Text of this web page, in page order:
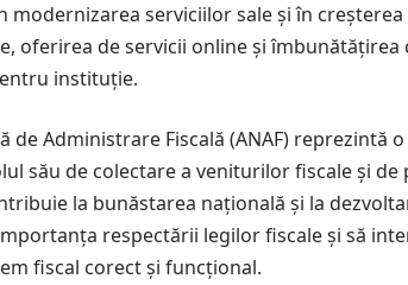
modernizarea serviciilor sale și în
oferirea de servicii online și îmbunătățirea
instituție.
de Administrare Fiscală (ANAF) reprezintă
său de colectare a veniturilor fiscale și de
la bunăstarea națională și la
respectării legilor fiscale și să
fiscal corect și funcțional.